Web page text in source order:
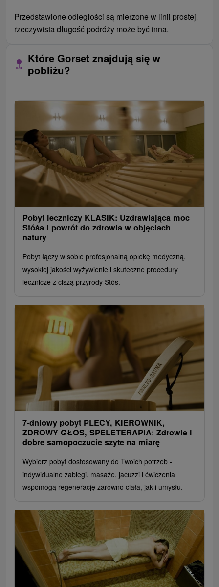
Przedstawione odległości są mierzone w linii prostej,
rzeczywista długość podróży może być inna.
Które Gorset znajdują się w
pobliżu?
Pobyt leczniczy KLASIK: Uzdrawiająca moc
Stóša i powrót do zdrowia w objęciach
natury
Pobyt łączy w sobie profesjonalną opiekę medyczną,
wysokiej jakości wyżywienie i skuteczne procedury
lecznicze z ciszą przyrody Štós.
7-dniowy pobyt PLECY, KIEROWNIK,
ZDROWY GŁOS, SPELETERAPIA: Zdrowie i
dobre samopoczucie szyte na miarę
Wybierz pobyt dostosowany do Twoich potrzeb -
indywidualne zabiegi, masaże, jacuzzi i ćwiczenia
wspomogą regenerację zarówno ciała, jak i umysłu.